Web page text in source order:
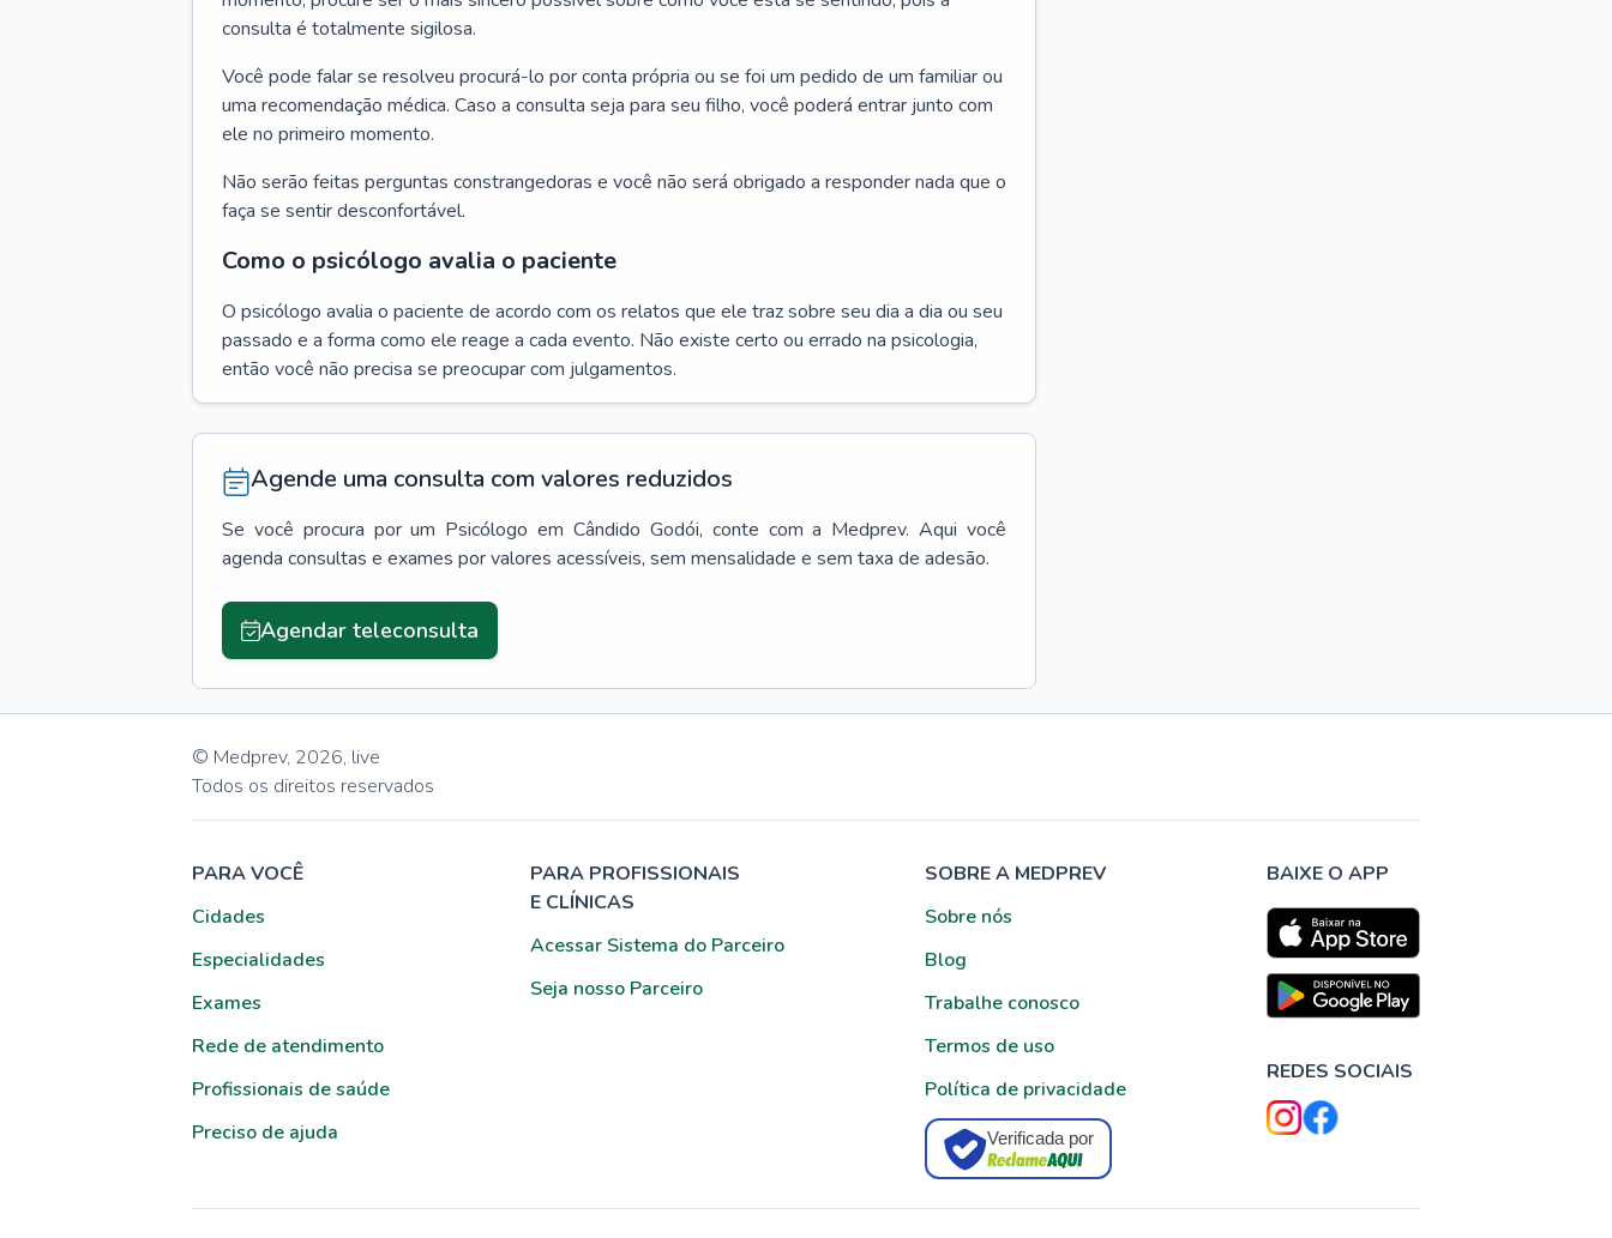
consulta é totalmente sigilosa.
Você pode falar se resolveu procurá-lo por conta própria ou se foi um pedido de um familiar ou
uma recomendação médica. Caso a consulta seja para seu filho, você poderá entrar junto com
ele no primeiro momento.
Não serão feitas perguntas constrangedoras e você não será obrigado a responder nada que o
faça se sentir desconfortável.
Como o psicólogo avalia o paciente
O psicólogo avalia o paciente de acordo com os relatos que ele traz sobre seu dia a dia ou seu
passado e a forma como ele reage a cada evento. Não existe certo ou errado na psicologia,
então você não precisa se preocupar com julgamentos.
Agende uma consulta com valores reduzidos
Se você procura por um Psicólogo em Cândido Godói, conte com a Medprev. Aqui você
agenda consultas e exames por valores acessíveis, sem mensalidade e sem taxa de adesão.
Agendar teleconsulta
© Medprev, 2026, live
Todos os direitos reservados
PARA VOCÊ
Cidades
Especialidades
Exames
Rede de atendimento
Profissionais de saúde
Preciso de ajuda
PARA PROFISSIONAIS
E CLÍNICAS
Acessar Sistema do Parceiro
Seja nosso Parceiro
SOBRE A MEDPREV
Sobre nós
Blog
Trabalhe conosco
Termos de uso
Política de privacidade
Verificada por
BAIXE O APP
REDES SOCIAIS